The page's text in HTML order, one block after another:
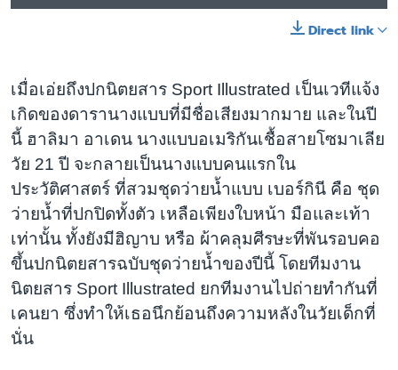
Direct link
เมื่อเอ่ยถึงปกนิตยสาร Sport Illustrated เป็นเวทีแจ้ง
เกิดของดารานางแบบที่มีชื่อเสียงมากมาย และในปี
นี้ ฮาลิมา อาเดน นางแบบอเมริกันเชื้อสายโซมาเลีย
วัย 21 ปี จะกลายเป็นนางแบบคนแรกใน
ประวัติศาสตร์ ที่สวมชุดว่ายน้ำแบบ เบอร์กินี คือ ชุด
ว่ายน้ำที่ปกปิดทั้งตัว เหลือเพียงใบหน้า มือและเท้า
เท่านั้น ทั้งยังมีฮิญาบ หรือ ผ้าคลุมศีรษะที่พันรอบคอ
ขึ้นปกนิตยสารฉบับชุดว่ายน้ำของปีนี้ โดยทีมงาน
นิตยสาร Sport Illustrated ยกทีมงานไปถ่ายทำกันที่
เคนยา ซึ่งทำให้เธอนึกย้อนถึงความหลังในวัยเด็กที่
นั่น​